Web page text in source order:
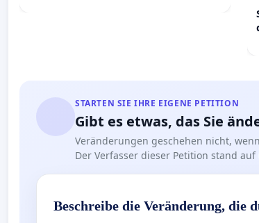
STARTEN SIE IHRE EIGENE PETITION
Gibt es etwas, das Sie
Veränderungen geschehen nicht,
Der Verfasser dieser Petition stand
Beschreibe die Veränderung, die